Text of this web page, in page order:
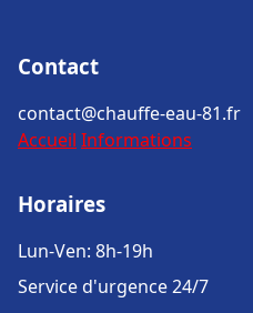
Contact
contact@chauffe-eau-81.fr
Accueil Informations
Horaires
Lun-Ven: 8h-19h
Service d'urgence 24/7